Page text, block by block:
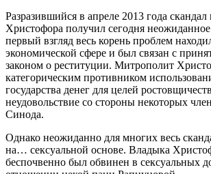
Разразившийся в апреле 2013 года
Христофора получил сегодня
первый взгляд весь корень проблем
экономической сфере и был связан с
законом о реституции. Митрополит
категорическим противником
государства денег для целей
неудовольствие со стороны некоторых
Синода.
Однако неожиданно для многих весь
на… сексуальной основе. Владыка
беспочвенно был обвинен в сексуальных